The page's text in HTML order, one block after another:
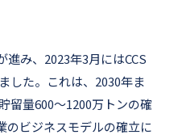
進み、2023年3月にはCCS
した。これは、2030年ま
留量600～1200万トンの確
のビジネスモデルの確立に